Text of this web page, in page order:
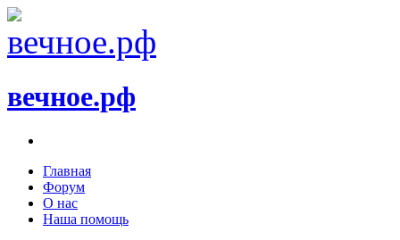
вечное.рф
Главная
Форум
О нас
Наша помощь